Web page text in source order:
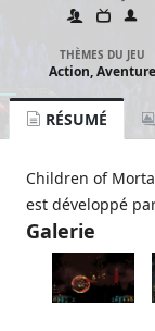
THÈMES DU JEU
Action, Aventure
RÉSUMÉ
Children of
est développé
Galerie